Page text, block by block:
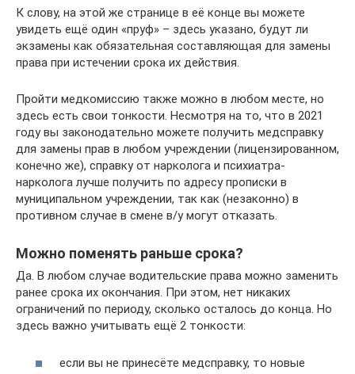
К слову, на этой же странице в её конце вы можете
увидеть ещё один «пруф» – здесь указано, будут ли
экзамены как обязательная составляющая для замены
права при истечении срока их действия.
Пройти медкомиссию также можно в любом месте, но
здесь есть свои тонкости. Несмотря на то, что в 2021
году вы законодательно можете получить медсправку
для замены прав в любом учреждении (лицензированном,
конечно же), справку от нарколога и психиатра-
нарколога лучше получить по адресу прописки в
муниципальном учреждении, так как (незаконно) в
противном случае в смене в/у могут отказать.
Можно поменять раньше срока?
Да. В любом случае водительские права можно заменить
ранее срока их окончания. При этом, нет никаких
ограничений по периоду, сколько осталось до конца. Но
здесь важно учитывать ещё 2 тонкости:
если вы не принесёте медсправку, то новые